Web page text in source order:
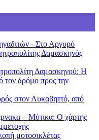
- Στο Αργυρό
Δαμασκηνός
Δαμασκηνού: Η
τον δρόμο προς την
στον Λυκαβηττό, από
– Μύτικα: Ο χάρτης
μοτοσικλέτας